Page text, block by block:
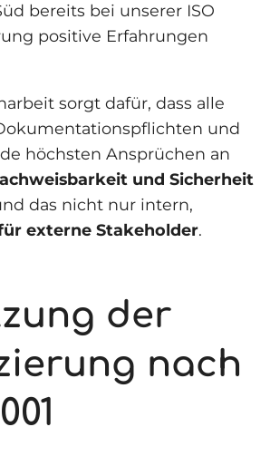
bereits bei unserer ISO
positive Erfahrungen
sorgt dafür, dass alle
und
höchsten Ansprüchen an
und Sicherheit
das nicht nur intern,
externe Stakeholder.
der
nach